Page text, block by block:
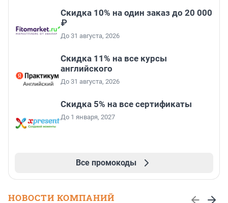
Скидка 10% на один заказ до 20 000
₽
До 31 августа, 2026
Скидка 11% на все курсы
английского
До 31 августа, 2026
Скидка 5% на все сертификаты
До 1 января, 2027
Все промокоды
НОВОСТИ КОМПАНИЙ